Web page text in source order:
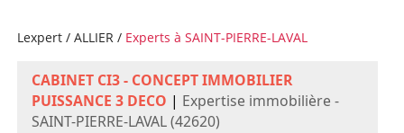
Lexpert/ ALLIER/ Experts à SAINT-PIERRE-LAVAL
CABINET CI3 - CONCEPT IMMOBILIER
PUISSANCE 3 DECO | Expertise immobilière -
SAINT-PIERRE-LAVAL (42620)